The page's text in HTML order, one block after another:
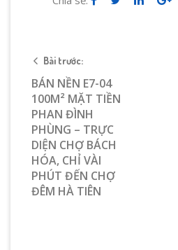
Bài trước:
BÁN NỀN E7-04
100M² MẶT TIỀN
PHAN ĐÌNH
PHÙNG – TRỰC
DIỆN CHỢ BÁCH
HÓA, CHỈ VÀI
PHÚT ĐẾN CHỢ
ĐÊM HÀ TIÊN